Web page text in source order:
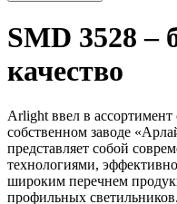
SMD 3528 –
качество
Arlight ввел в
собственном заводе
представляет собой
технологиями,
широким перечнем
профильных